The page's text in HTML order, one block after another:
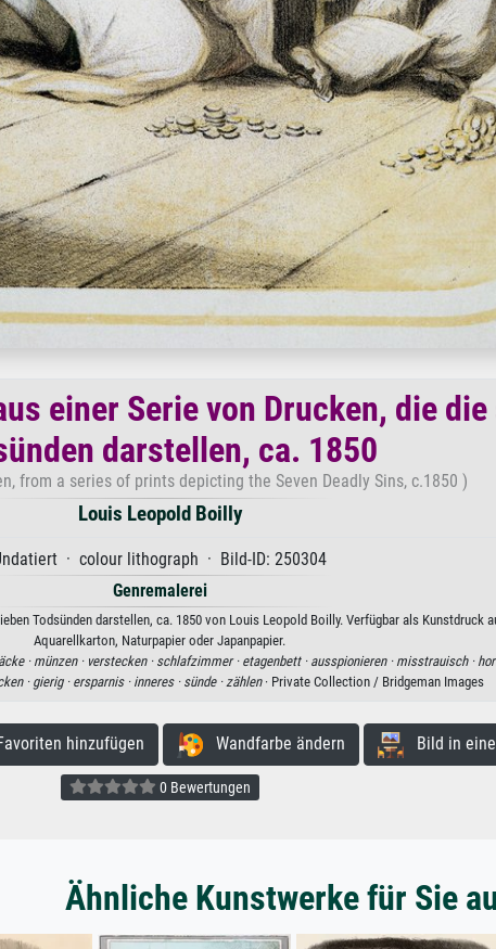
einer Serie von Drucken, die
darstellen, ca. 1850
from a series of prints depicting the Seven Deadly Sins, c.1850 )
Louis Leopold Boilly
· colour lithograph · Bild-ID: 250304
Genremalerei
Todsünden darstellen, ca. 1850 von Louis Leopold Boilly. Verfügbar als Kunstdruck
Aquarellkarton, Naturpapier oder Japanpapier.
·münzen · verstecken · schlafzimmer · etagenbett · ausspionieren · misstrauisch ·
·gierig · ersparnis · inneres · sünde · zählen· Private Collection / Bridgeman Images
hinzufügen Wandfarbe ändern Bild in
0 Bewertungen
Ähnliche Kunstwerke für Sie